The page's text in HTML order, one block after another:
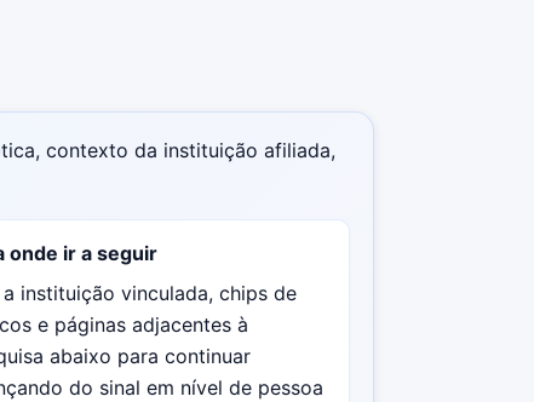
contexto da instituição afiliada,
onde ir a seguir
a instituição vinculada, chips de
e páginas adjacentes à
abaixo para continuar
do sinal em nível de pessoa